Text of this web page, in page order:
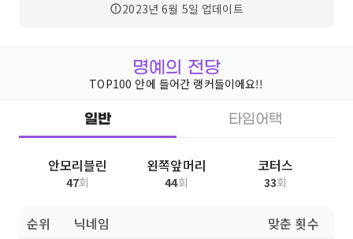
2023년 6월 5일 업데이트
명예의 전당
TOP100 안에 들어간 랭커들이에요!!
일반 타임어택
안모리블린
47회
왼쪽앞머리
44회
코터스
33회
순위 닉네임 맞춘 횟수